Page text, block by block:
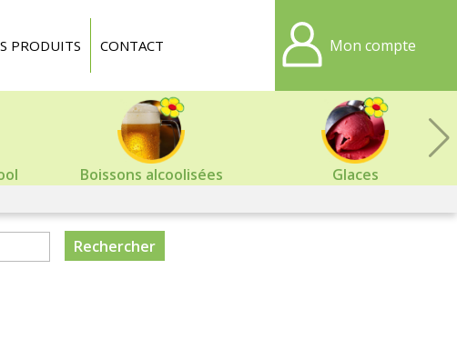
PRODUITS CONTACT Mon compte
Boissons alcoolisées
Glaces